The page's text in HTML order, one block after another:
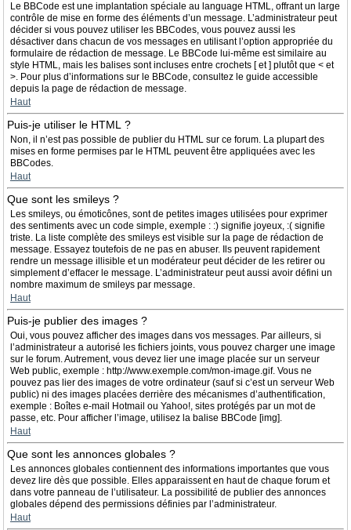
Le BBCode est une implantation spéciale au language HTML, offrant un large
contrôle de mise en forme des éléments d’un message. L’administrateur peut
décider si vous pouvez utiliser les BBCodes, vous pouvez aussi les
désactiver dans chacun de vos messages en utilisant l’option appropriée du
formulaire de rédaction de message. Le BBCode lui-même est similaire au
style HTML, mais les balises sont incluses entre crochets [ et ] plutôt que < et
>. Pour plus d’informations sur le BBCode, consultez le guide accessible
depuis la page de rédaction de message.
Haut
Puis-je utiliser le HTML ?
Non, il n’est pas possible de publier du HTML sur ce forum. La plupart des
mises en forme permises par le HTML peuvent être appliquées avec les
BBCodes.
Haut
Que sont les smileys ?
Les smileys, ou émoticônes, sont de petites images utilisées pour exprimer
des sentiments avec un code simple, exemple : :) signifie joyeux, :( signifie
triste. La liste complète des smileys est visible sur la page de rédaction de
message. Essayez toutefois de ne pas en abuser. Ils peuvent rapidement
rendre un message illisible et un modérateur peut décider de les retirer ou
simplement d’effacer le message. L’administrateur peut aussi avoir défini un
nombre maximum de smileys par message.
Haut
Puis-je publier des images ?
Oui, vous pouvez afficher des images dans vos messages. Par ailleurs, si
l’administrateur a autorisé les fichiers joints, vous pouvez charger une image
sur le forum. Autrement, vous devez lier une image placée sur un serveur
Web public, exemple : http://www.exemple.com/mon-image.gif. Vous ne
pouvez pas lier des images de votre ordinateur (sauf si c’est un serveur Web
public) ni des images placées derrière des mécanismes d’authentification,
exemple : Boîtes e-mail Hotmail ou Yahoo!, sites protégés par un mot de
passe, etc. Pour afficher l’image, utilisez la balise BBCode [img].
Haut
Que sont les annonces globales ?
Les annonces globales contiennent des informations importantes que vous
devez lire dès que possible. Elles apparaissent en haut de chaque forum et
dans votre panneau de l’utilisateur. La possibilité de publier des annonces
globales dépend des permissions définies par l’administrateur.
Haut